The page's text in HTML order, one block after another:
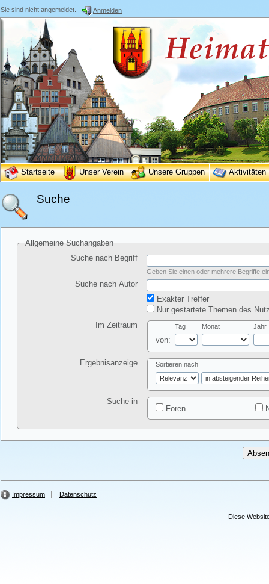
Sie sind nicht angemeldet. Anmelden
Startseite Unser Verein Unsere Gruppen Aktivitäten
Suche
Allgemeine Suchangaben
Suche nach Begriff
Geben Sie einen oder mehrere Begriffe
Suche nach Autor
Exakter Treffer
Nur gestartete Themen des
Im Zeitraum
von:
Tag Monat Jahr
Ergebnisanzeige Sortieren nach
Suche in
Foren
Impressum Datenschutz
Diese